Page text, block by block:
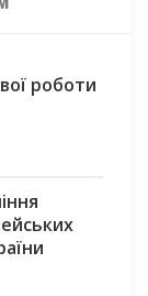
роботи